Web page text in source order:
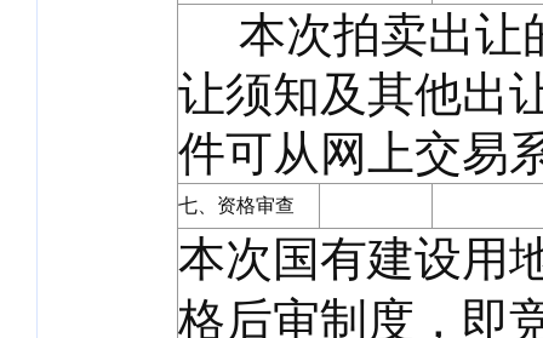
本次拍卖出让
让须知及其他出
件可从网上交易
七、资格审查
本次国有建设用
格后审制度，即